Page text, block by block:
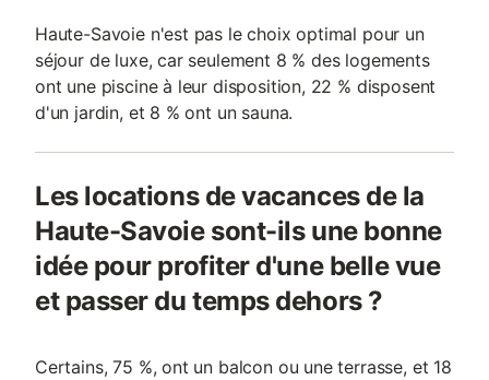
Haute-Savoie n'est pas le choix optimal pour un
séjour de luxe, car seulement 8 % des logements
ont une piscine à leur disposition, 22 % disposent
d'un jardin, et 8 % ont un sauna.
Les locations de vacances de la
Haute-Savoie sont-ils une bonne
idée pour profiter d'une belle vue
et passer du temps dehors ?
Certains, 75 %, ont un balcon ou une terrasse, et 18